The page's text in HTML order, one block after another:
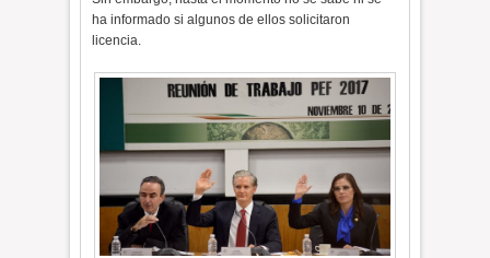
ha informado si algunos de ellos solicitaron
licencia.